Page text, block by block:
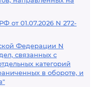
от 01.07.2026 N 272-
Федерации N
связанных с
категорий
в обороте, и